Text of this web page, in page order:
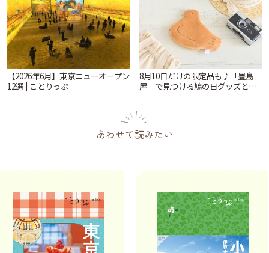
【2026年6月】東京ニューオープン
12選 | ことりっぷ
8月10日だけの限定品も♪「豊島
屋」で見つける鳩の日グッズと本
あわせて読みたい